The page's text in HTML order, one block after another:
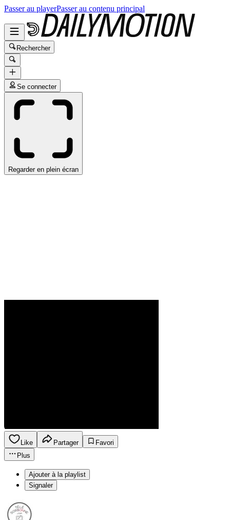
Passer au playerPasser au contenu principal
Rechercher
Se connecter
Regarder en plein écran
Like Partager
Favori
Plus
Ajouter à la playlist
Signaler